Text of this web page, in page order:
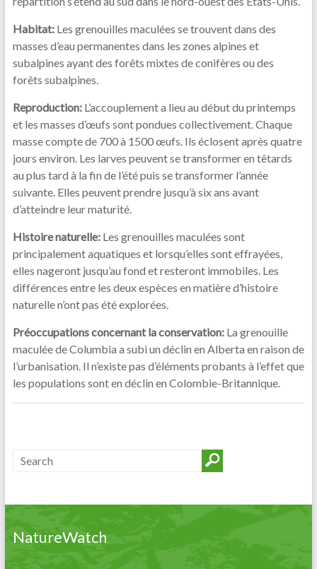
Habitat: Les grenouilles maculées se trouvent dans des
masses d’eau permanentes dans les zones alpines et
subalpines ayant des forêts mixtes de conifères ou des
forêts subalpines.
Reproduction: L’accouplement a lieu au début du printemps
et les masses d’œufs sont pondues collectivement. Chaque
masse compte de 700 à 1500 œufs. Ils éclosent après quatre
jours environ. Les larves peuvent se transformer en têtards
au plus tard à la fin de l’été puis se transformer l’année
suivante. Elles peuvent prendre jusqu’à six ans avant
d’atteindre leur maturité.
Histoire naturelle: Les grenouilles maculées sont
principalement aquatiques et lorsqu’elles sont effrayées,
elles nageront jusqu’au fond et resteront immobiles. Les
différences entre les deux espèces en matière d’histoire
naturelle n’ont pas été explorées.
Préoccupations concernant la conservation: La grenouille
maculée de Columbia a subi un déclin en Alberta en raison de
l’urbanisation. Il n’existe pas d’éléments probants à l’effet que
les populations sont en déclin en Colombie-Britannique.
NatureWatch